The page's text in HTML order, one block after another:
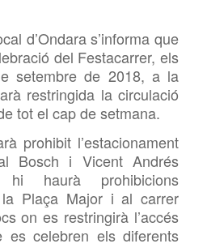
d’Ondara s’informa que
del Festacarrer, els
setembre de 2018, a la
restringida la circulació
tot el cap de setmana.
prohibit l’estacionament
Bosch i Vicent Andrés
hi haurà prohibicions
la Plaça Major i al carrer
on es restringirà l’accés
es celebren els diferents